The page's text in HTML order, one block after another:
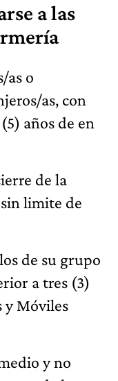
a las
as o
as, con
años de en
de la
limite de
de su grupo
a tres (3)
y Móviles
y no